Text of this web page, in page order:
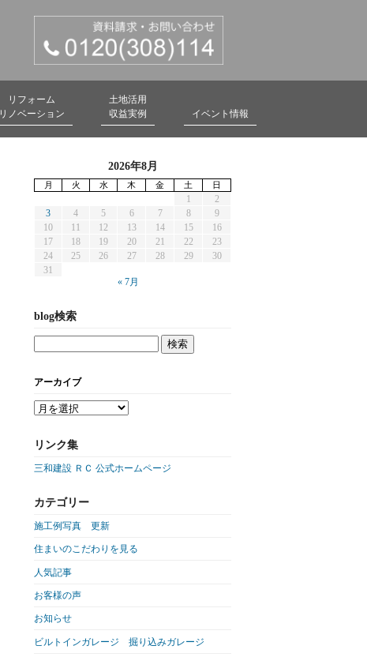
リフォーム
リノベーション
土地活用
収益実例
イベント情報
2026年8月
月 火 水 木 金 土 日
1
2
3
4 5 6 7 8
9
10
11 12 13 14 15
16
17
18 19 20 21 22
23
24
25 26 27 28 29
30
31
« 7月
blog検索
アーカイブ
リンク集
三和建設 ＲＣ 公式ホームページ
カテゴリー
施工例写真 更新
住まいのこだわりを見る
人気記事
お客様の声
お知らせ
ビルトインガレージ 掘り込みガレージ